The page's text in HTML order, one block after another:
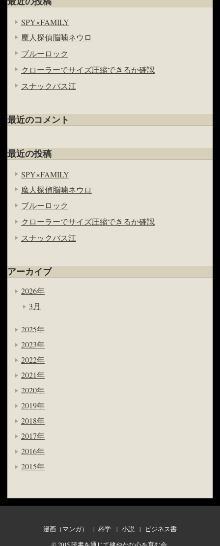
SPY×FAMILY
魔人探偵脳噛ネウロ
ブルーロック
クローラーでサイズ圧縮できるか確認
スナックバス江
最近のコメント
最近の投稿
SPY×FAMILY
魔人探偵脳噛ネウロ
ブルーロック
クローラーでサイズ圧縮できるか確認
スナックバス江
アーカイブ
2026年
3月
2025年
2023年
2022年
2021年
2020年
2019年
2018年
2017年
2016年
2015年
漫画（マンガ） 科学 小説
ビジネス書